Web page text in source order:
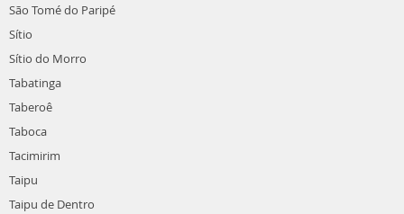
São Tomé do Paripé
Sítio
Sítio do Morro
Tabatinga
Taberoê
Taboca
Tacimirim
Taipu
Taipu de Dentro